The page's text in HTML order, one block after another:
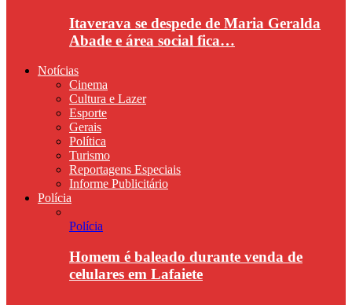
Itaverava se despede de Maria Geralda
Abade e área social fica…
Notícias
Cinema
Cultura e Lazer
Esporte
Gerais
Política
Turismo
Reportagens Especiais
Informe Publicitário
Polícia
Polícia
Homem é baleado durante venda de
celulares em Lafaiete